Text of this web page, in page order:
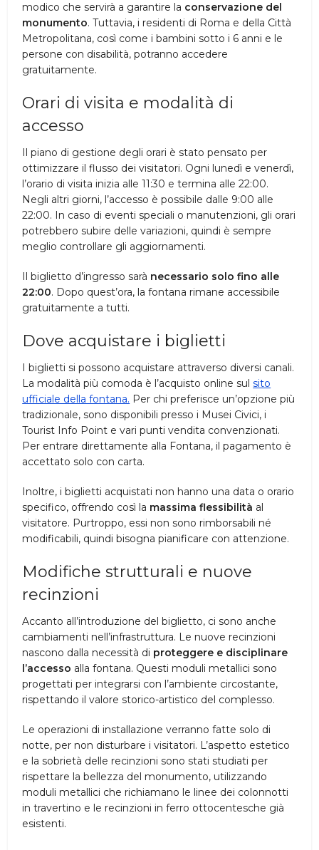
modico che servirà a garantire la conservazione del
monumento. Tuttavia, i residenti di Roma e della Città
Metropolitana, così come i bambini sotto i 6 anni e le
persone con disabilità, potranno accedere
gratuitamente.
Orari di visita e modalità di
accesso
Il piano di gestione degli orari è stato pensato per
ottimizzare il flusso dei visitatori. Ogni lunedì e venerdì,
l’orario di visita inizia alle 11:30 e termina alle 22:00.
Negli altri giorni, l’accesso è possibile dalle 9:00 alle
22:00. In caso di eventi speciali o manutenzioni, gli orari
potrebbero subire delle variazioni, quindi è sempre
meglio controllare gli aggiornamenti.
Il biglietto d’ingresso sarà necessario solo fino alle
22:00. Dopo quest’ora, la fontana rimane accessibile
gratuitamente a tutti.
Dove acquistare i biglietti
I biglietti si possono acquistare attraverso diversi canali.
La modalità più comoda è l’acquisto online sulsito
ufficiale della fontana. Per chi preferisce un’opzione più
tradizionale, sono disponibili presso i Musei Civici, i
Tourist Info Point e vari punti vendita convenzionati.
Per entrare direttamente alla Fontana, il pagamento è
accettato solo con carta.
Inoltre, i biglietti acquistati non hanno una data o orario
specifico, offrendo così la massima flessibilità al
visitatore. Purtroppo, essi non sono rimborsabili né
modificabili, quindi bisogna pianificare con attenzione.
Modifiche strutturali e nuove
recinzioni
Accanto all’introduzione del biglietto, ci sono anche
cambiamenti nell’infrastruttura. Le nuove recinzioni
nascono dalla necessità di proteggere e disciplinare
l’accesso alla fontana. Questi moduli metallici sono
progettati per integrarsi con l’ambiente circostante,
rispettando il valore storico-artistico del complesso.
Le operazioni di installazione verranno fatte solo di
notte, per non disturbare i visitatori. L’aspetto estetico
e la sobrietà delle recinzioni sono stati studiati per
rispettare la bellezza del monumento, utilizzando
moduli metallici che richiamano le linee dei colonnotti
in travertino e le recinzioni in ferro ottocentesche già
esistenti.